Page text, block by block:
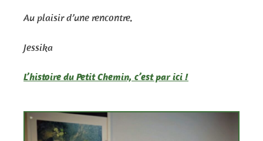
Au plaisir d’une rencontre.
Jessika
L’histoire du Petit Chemin, c’est par ici !